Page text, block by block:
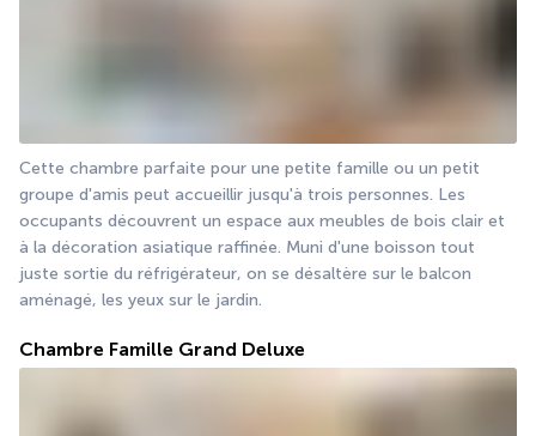
Cette chambre parfaite pour une petite famille ou un petit
groupe d'amis peut accueillir jusqu'à trois personnes. Les
occupants découvrent un espace aux meubles de bois clair et
à la décoration asiatique raffinée. Muni d'une boisson tout
juste sortie du réfrigérateur, on se désaltère sur le balcon
aménagé, les yeux sur le jardin.
Chambre Famille Grand Deluxe